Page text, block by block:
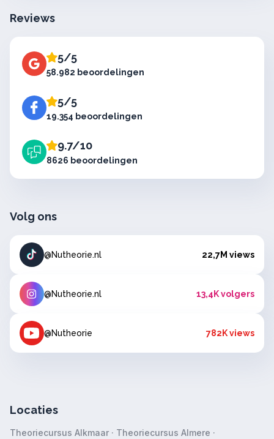
Reviews
5/5
58.982 beoordelingen
5/5
19.354 beoordelingen
9.7/10
8626 beoordelingen
Volg ons
@Nutheorie.nl 22,7M views
@Nutheorie.nl 13,4K volgers
@Nutheorie 782K views
Locaties
Theoriecursus Alkmaar · Theoriecursus Almere ·